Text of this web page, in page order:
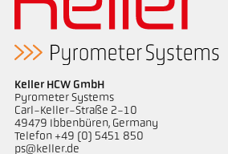
Keller HCW GmbH
Pyrometer Systems
Carl-Keller-Straße 2-10
49479 Ibbenbüren, Germany
Telefon +49 (0) 5451 850
ps@keller.de